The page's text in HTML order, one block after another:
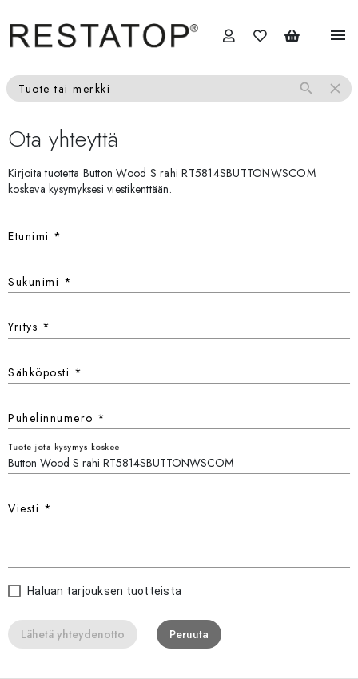
menu
Tuote tai merkki search close
Ota yhteyttä
Kirjoita tuotetta Button Wood S rahi RT5814SBUTTONWSCOM
koskeva kysymyksesi viestikenttään.
Etunimi *
Sukunimi *
Yritys *
Sähköposti *
Puhelinnumero *
Tuote jota kysymys koskee
Viesti *
Haluan tarjouksen tuotteista
Lähetä yhteydenotto Peruuta